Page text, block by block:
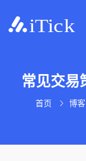
常见交易
首页 博客